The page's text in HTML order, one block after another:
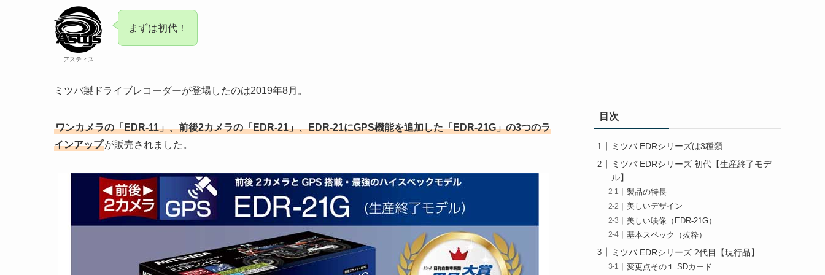
アスティス
まずは初代！
ミツバ製ドライブレコーダーが登場したのは2019年8月。
ワンカメラの「EDR-11」、前後2カメラの「EDR-21」、EDR-21にGPS機能を追加した「EDR-21G」の3つのラ
インアップが販売されました。
目次
ミツバ EDRシリーズは3種類
ミツバ EDRシリーズ 初代【生産終了モデ
ル】
製品の特長
美しいデザイン
美しい映像（EDR-21G）
基本スペック（抜粋）
ミツバ EDRシリーズ 2代目【現行品】
変更点その１ SDカード